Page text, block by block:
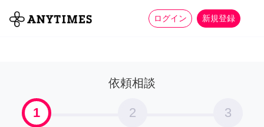
ログイン 新規登録
全て 家事 more_horiz
依頼相談
1 2 3